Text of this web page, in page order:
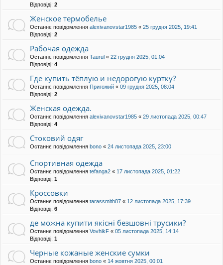
Відповіді: 2
Женское термобелье
Останнє повідомлення alexivanovstar1985 « 25 грудня 2025, 19:41
Відповіді: 2
Рабочая одежда
Останнє повідомлення Taurul « 22 грудня 2025, 01:04
Відповіді: 4
Где купить тёплую и недорогую куртку?
Останнє повідомлення Пригожий « 09 грудня 2025, 08:04
Відповіді: 2
Женская одежда.
Останнє повідомлення alexivanovstar1985 « 29 листопада 2025, 00:47
Відповіді: 4
Стоковий одяг
Останнє повідомлення bono « 24 листопада 2025, 23:00
Спортивная одежда
Останнє повідомлення tefanga2 « 17 листопада 2025, 01:22
Відповіді: 1
Кроссовки
Останнє повідомлення tarassmith87 « 12 листопада 2025, 17:39
Відповіді: 6
де можна купити якісні безшовні трусики?
Останнє повідомлення VovhikF « 05 листопада 2025, 14:14
Відповіді: 1
Черные кожаные женские сумки
Останнє повідомлення bono « 14 жовтня 2025, 00:01